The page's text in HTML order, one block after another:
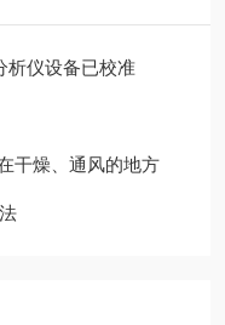
析仪设备已校准
干燥、通风的地方